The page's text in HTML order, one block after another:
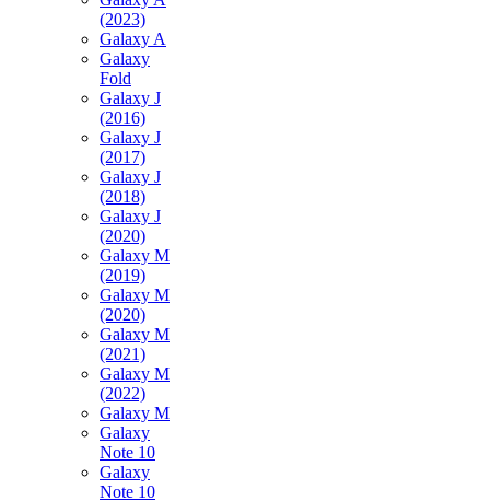
(2023)
Galaxy A
Galaxy
Fold
Galaxy J
(2016)
Galaxy J
(2017)
Galaxy J
(2018)
Galaxy J
(2020)
Galaxy M
(2019)
Galaxy M
(2020)
Galaxy M
(2021)
Galaxy M
(2022)
Galaxy M
Galaxy
Note 10
Galaxy
Note 10